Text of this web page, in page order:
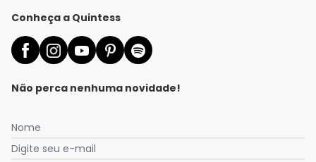
Conheça a Quintess
Não perca nenhuma novidade!
Nome
Digite seu e-mail